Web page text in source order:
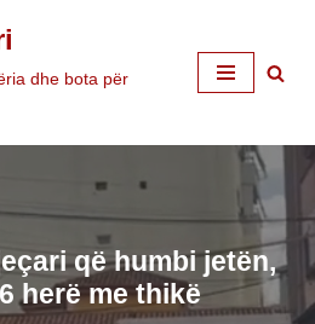
dhe bota për
që humbi jetën,
herë me thikë